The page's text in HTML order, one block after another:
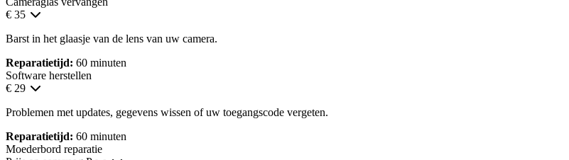
€ 35
Barst in het glaasje van de lens van uw camera.
Reparatietijd: 60 minuten
Software herstellen
€ 29
Problemen met updates, gegevens wissen of uw toegangscode vergeten.
Reparatietijd: 60 minuten
Moederbord reparatie